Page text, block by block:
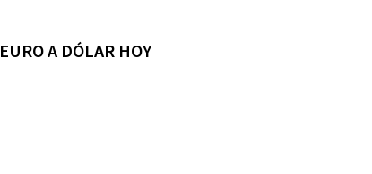
EURO A DÓLAR HOY